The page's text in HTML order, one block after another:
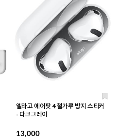
엘라고 에어팟 4 철가루 방지 스티커
- 다크그레이
13,000